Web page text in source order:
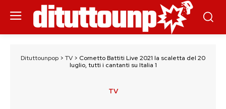
Dituttounpop > TV > Cornetto Battiti Live 2021 la scaletta del 20
luglio, tutti i cantanti su Italia 1
TV